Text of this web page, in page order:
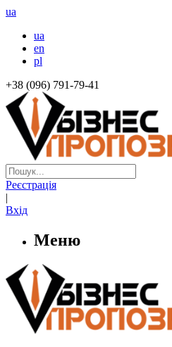
ua
ua
en
pl
+38 (096) 791-79-41
Реєстрація
|
Вхід
Меню